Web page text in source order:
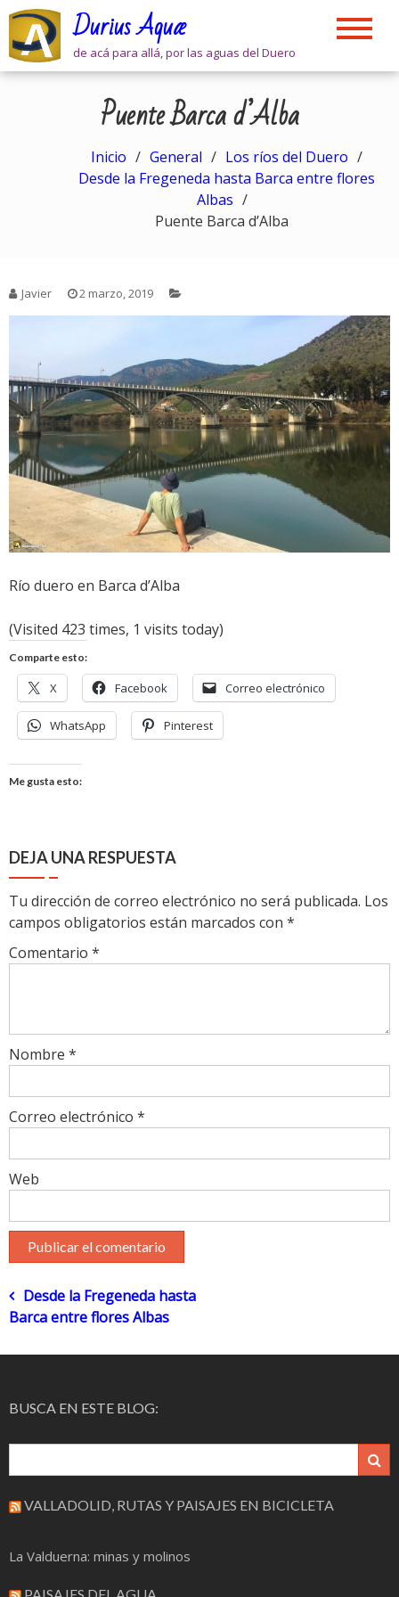
Skip
content
Durius Aquæ
de acá para allá, por las aguas del Duero
Puente Barca d’Alba
Inicio General
Los ríos del Duero
Desde la Fregeneda hasta Barca entre flores
Albas
Puente Barca d’Alba
Javier 2 marzo, 2019
Río duero en Barca d’Alba
(Visited 423 times, 1 visits today)
Comparte esto:
X Facebook Correo electrónico
WhatsApp Pinterest
Me gusta esto:
DEJA UNA RESPUESTA
Tu dirección de correo electrónico no será publicada. Los
campos obligatorios están marcados con *
Comentario *
Nombre *
Correo electrónico *
Web
Navegación
Desde la Fregeneda hasta
Barca entre flores Albas
BUSCA EN ESTE BLOG:
VALLADOLID, RUTAS Y PAISAJES EN BICICLETA
La Valduerna: minas y molinos